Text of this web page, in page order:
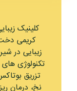
کلینیک
کریمی
زیبایی در
تکنولوژی‌
تزریق
نخ، درمان